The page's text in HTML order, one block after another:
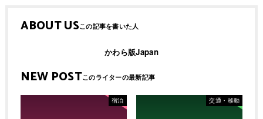
ABOUT US
かわら版Japan
NEW POST
宿泊 交通・移動